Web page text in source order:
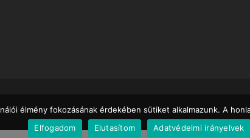
élmény fokozásának érdekében sütiket alkalmazunk. A
Elfogadom
Elutasítom Adatvédelmi irányelvek